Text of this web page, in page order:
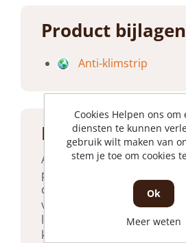
Product
Anti klimstrip met
punten voor montage op
dakrand om ongewenst
verhinderen. De strips
lengtes van 1000 mm, zijn in
knippen en (verticaal)
Product bijlagen
Anti-klimstrip
Cookies Helpen ons om
diensten te kunnen
gebruik wilt maken van
stem je toe om cookies
Ok
Meer weten